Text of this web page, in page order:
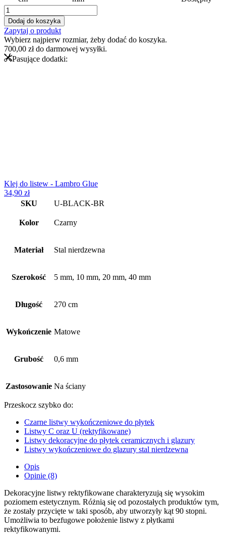
ilość
Listwa
ozdobna
U
rektyfikowana
-
stalowa
Dodaj do koszyka
Zapytaj o produkt
Wybierz najpierw rozmiar, żeby dodać do koszyka.
700,00 złdo darmowej wysyłki.
Pasujące dodatki:
Klej do listew - Lambro Glue
34,90 zł
SKU
U-BLACK-BR
Kolor Czarny
Materiał Stal nierdzewna
Szerokość 5 mm, 10 mm, 20 mm, 40 mm
Długość 270 cm
Wykończenie Matowe
Grubość 0,6 mm
Zastosowanie Na ściany
Przeskocz szybko do:
Czarne listwy wykończeniowe do płytek
Listwy C oraz U (rektyfikowane)
Listwy dekoracyjne do płytek ceramicznych i glazury
Listwy wykończeniowe do glazury stal nierdzewna
Opis
Opinie (8)
Dekoracyjne listwy rektyfikowane charakteryzują się wysokim
poziomem estetycznym. Różnią się od pozostałych produktów tym,
że zostały przycięte w taki sposób, aby utworzyły kąt 90 stopni.
Umożliwia to bezfugowe położenie listwy z płytkami
rektyfikowanymi.